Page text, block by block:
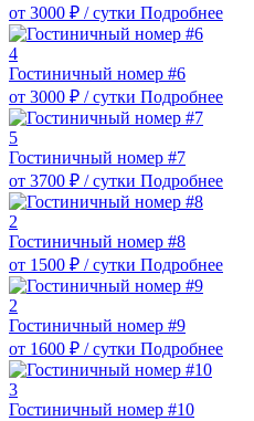
от 3000 ₽ / сутки Подробнее
4
Гостиничный номер #6
от 3000 ₽ / сутки Подробнее
5
Гостиничный номер #7
от 3700 ₽ / сутки Подробнее
2
Гостиничный номер #8
от 1500 ₽ / сутки Подробнее
2
Гостиничный номер #9
от 1600 ₽ / сутки Подробнее
3
Гостиничный номер #10